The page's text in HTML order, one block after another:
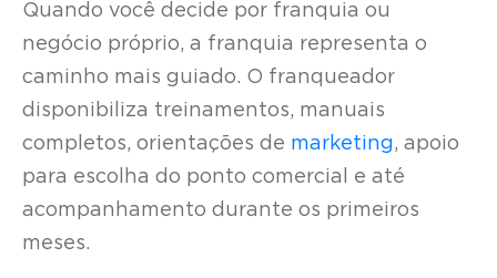
Quando você decide por franquia ou
negócio próprio, a franquia representa o
caminho mais guiado. O franqueador
disponibiliza treinamentos, manuais
completos, orientações de marketing, apoio
para escolha do ponto comercial e até
acompanhamento durante os primeiros
meses.